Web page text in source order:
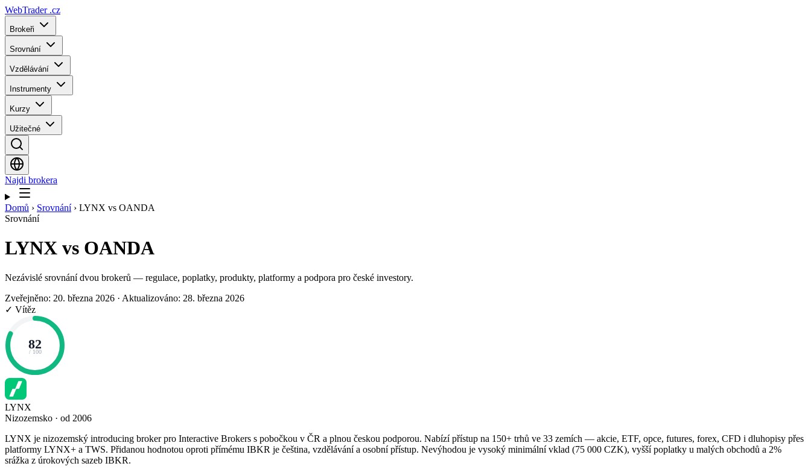
WebTrader .cz
Brokeři
Srovnání
Vzdělávání
Instrumenty
Kurzy
Užitečné
Najdi brokera
Domů › Srovnání › LYNX vs OANDA
Srovnání
LYNX vs OANDA
Nezávislé srovnání dvou brokerů — regulace, poplatky, produkty, platformy a podpora pro české investory.
Zveřejněno: 20. března 2026 · Aktualizováno: 28. března 2026
✓ Vítěz
82
/ 100
LYNX
Nizozemsko · od 2006
LYNX je nizozemský introducing broker pro Interactive Brokers s pobočkou v ČR a plnou českou podporou. Nabízí přístup na 150+ trhů ve 33 zemích — akcie, ETF, opce, futures, forex, CFD i dluhopisy přes
platformy LYNX+ a TWS. Přidanou hodnotou oproti přímému IBKR je čeština, vzdělávání a osobní přístup. Nevýhodou je vysoký minimální vklad (75 000 CZK), vyšší poplatky u malých obchodů a 2%
srážka z úrokových sazeb IBKR.